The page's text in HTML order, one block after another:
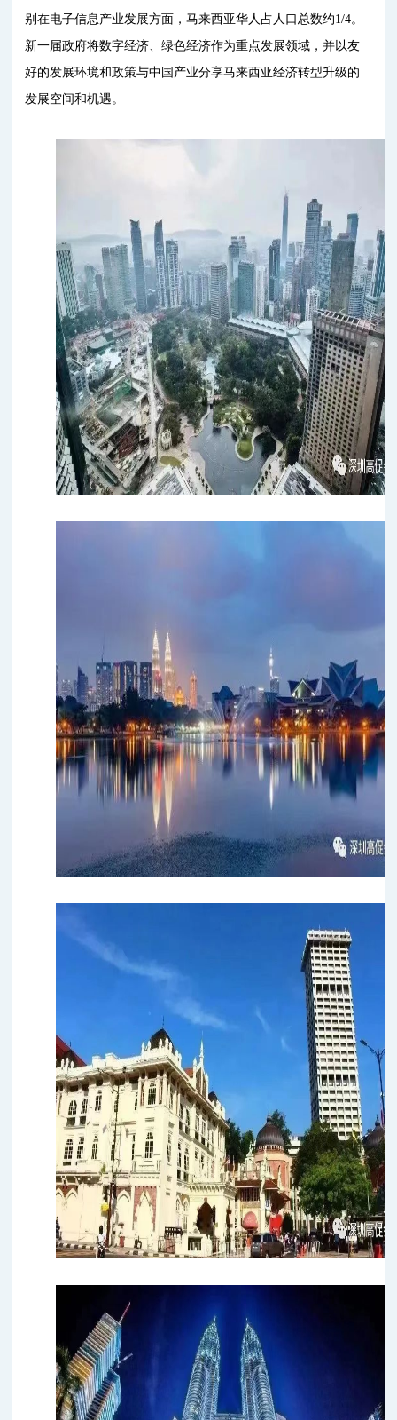
别在电子信息产业发展方面，马来西亚华人占人口总数约1/4。
新一届政府将数字经济、绿色经济作为重点发展领域，并以友
好的发展环境和政策与中国产业分享马来西亚经济转型升级的
发展空间和机遇。